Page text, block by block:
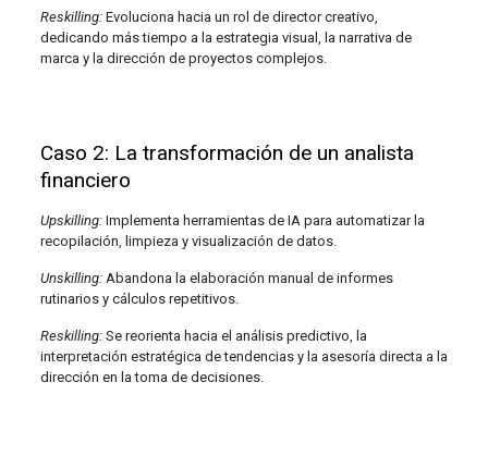
Reskilling:Evoluciona hacia un rol de director creativo,
dedicando más tiempo a la estrategia visual, la narrativa de
marca y la dirección de proyectos complejos.
Caso 2: La transformación de un analista
financiero
Upskilling:Implementa herramientas de IA para automatizar la
recopilación, limpieza y visualización de datos.
Unskilling:Abandona la elaboración manual de informes
rutinarios y cálculos repetitivos.
Reskilling:Se reorienta hacia el análisis predictivo, la
interpretación estratégica de tendencias y la asesoría directa a la
dirección en la toma de decisiones.